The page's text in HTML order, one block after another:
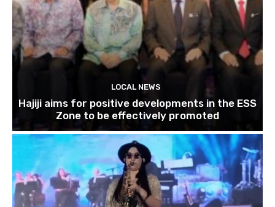
LOCAL NEWS
Hajiji aims for positive developments in the ESS
Zone to be effectively promoted